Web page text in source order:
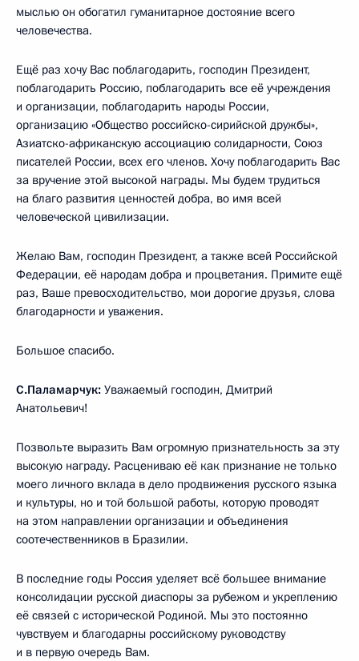
мыслью он обогатил гуманитарное достояние всего
человечества.
Ещё раз хочу Вас поблагодарить, господин Президент,
поблагодарить Россию, поблагодарить все её учреждения
и организации, поблагодарить народы России,
организацию «Общество российско-сирийской дружбы»,
Азиатско-африканскую ассоциацию солидарности, Союз
писателей России, всех его членов. Хочу поблагодарить Вас
за вручение этой высокой награды. Мы будем трудиться
на благо развития ценностей добра, во имя всей
человеческой цивилизации.
Желаю Вам, господин Президент, а также всей Российской
Федерации, её народам добра и процветания. Примите ещё
раз, Ваше превосходительство, мои дорогие друзья, слова
благодарности и уважения.
Большое спасибо.
С.Паламарчук: Уважаемый господин, Дмитрий
Анатольевич!
Позвольте выразить Вам огромную признательность за эту
высокую награду. Расцениваю её как признание не только
моего личного вклада в дело продвижения русского языка
и культуры, но и той большой работы, которую проводят
на этом направлении организации и объединения
соотечественников в Бразилии.
В последние годы Россия уделяет всё большее внимание
консолидации русской диаспоры за рубежом и укреплению
её связей с исторической Родиной. Мы это постоянно
чувствуем и благодарны российскому руководству
и в первую очередь Вам.